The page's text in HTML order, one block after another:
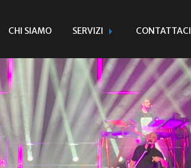
CHI SIAMO SERVIZI CONTATTACI